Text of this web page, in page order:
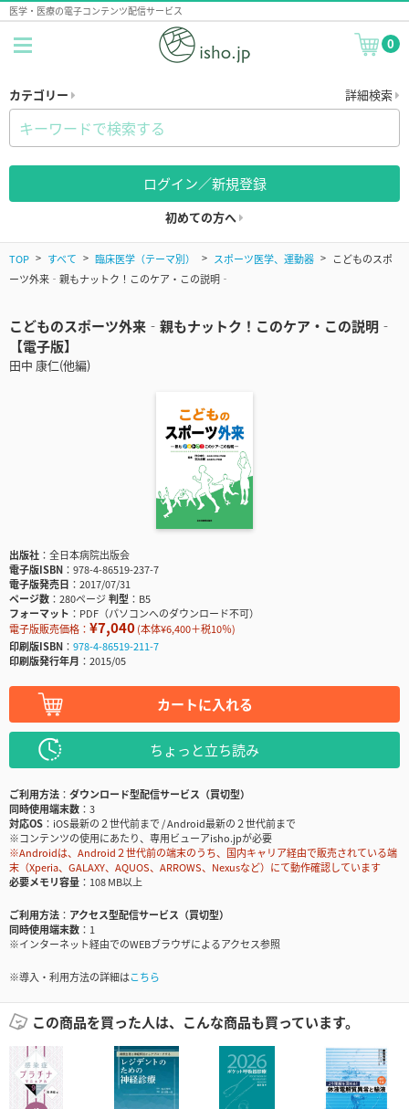
医学・医療の電子コンテンツ配信サービス
0
カテゴリー 詳細検索
ログイン／新規登録
初めての方へ
TOP すべて 臨床医学（テーマ別） スポーツ医学、運動器
こどものスポ
ーツ外来‐親もナットク！このケア・この説明‐
こどものスポーツ外来‐親もナットク！このケア・この説明‐
【電子版】
田中 康仁(他編)
出版社
全日本病院出版会
電子版ISBN
978-4-86519-237-7
電子版発売日
2017/07/31
ページ数
280ページ判型
B5
フォーマット
PDF（パソコンへのダウンロード不可）
電子版販売価格： ¥7,040(本体¥6,400＋税10％)
印刷版ISBN
978-4-86519-211-7
印刷版発行年月
2015/05
カートに入れる
ちょっと立ち読み
ご利用方法
ダウンロード型配信サービス（買切型）
同時使用端末数
3
対応OS
iOS最新の２世代前まで / Android最新の２世代前まで
※コンテンツの使用にあたり、専用ビューアisho.jpが必要
※Androidは、Android２世代前の端末のうち、国内キャリア経由で販売されている端
末（Xperia、GALAXY、AQUOS、ARROWS、Nexusなど）にて動作確認しています
必要メモリ容量
108 MB以上
ご利用方法
アクセス型配信サービス（買切型）
同時使用端末数
1
※インターネット経由でのWEBブラウザによるアクセス参照
※導入・利用方法の詳細はこちら
この商品を買った人は、こんな商品も買っています。